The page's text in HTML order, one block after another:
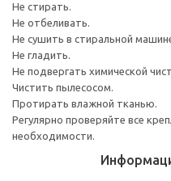
Не стирать.
Не отбеливать.
Не сушить в стиральной
Не гладить.
Не подвергать химической
Чистить пылесосом.
Протирать влажной тканью.
Регулярно проверяйте все
необходимости.